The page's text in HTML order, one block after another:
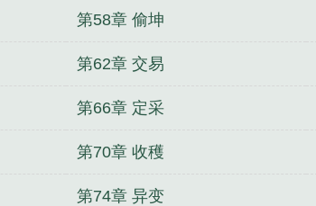
第58章 偷坤
第62章 交易
第66章 定采
第70章 收穫
第74章 异变